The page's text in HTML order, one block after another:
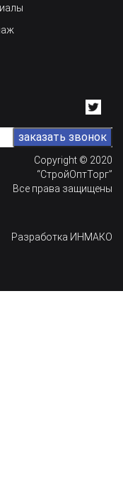
Copyright © 2020
“СтройОптТорг”
Все права защищены
Разработка ИНМАКО